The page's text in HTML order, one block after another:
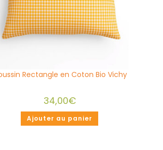
Rectangle en Coton Bio Vichy
34,00€
Ajouter au panier